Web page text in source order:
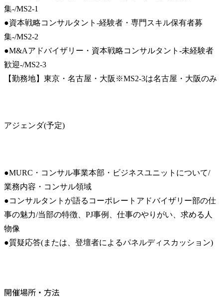
集-/MS2-1
●資本戦略コンサルタント-経験者・専門スキル保有者募
集-/MS2-2
●M&Aアドバイザリー・資本戦略コンサルタント-未経験者
歓迎-/MS2-3
【勤務地】東京・名古屋・大阪※MS2-3は名古屋・大阪のみ
アジェンダ(予定)
●MURC・コンサル事業本部・ビジネスユニットについて/
業務内容・コンサル領域
●コンサルタントが語るコーポレートアドバイザリー部の仕
事の魅力/当部の特徴、PJ事例、仕事のやりがい、求める人
物像
●質疑応答(または、登壇者によるパネルディスカッション)
開催場所・方法